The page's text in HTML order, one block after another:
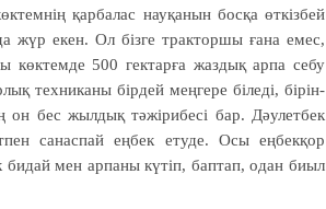
қарбалас науқанын босқа өткізбей
жүр екен. Ол бізге тракторшы ғана емес,
500 гектарға жаздық арпа себу
техниканы бірдей меңгере біледі, бірін-
он бес жылдық тәжірибесі бар. Дәулетбек
санаспай еңбек етуде. Осы еңбекқор
бидай мен арпаны күтіп, баптап, одан биыл